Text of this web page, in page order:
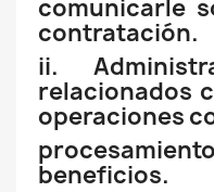
comunicarle
contratación.
ii.
relacionados
operaciones
beneficios.